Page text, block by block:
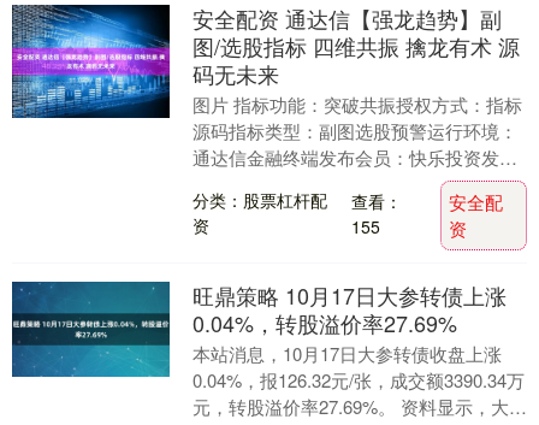
安全配资 通达信【强龙趋势】副
图/选股指标 四维共振 擒龙有术 源
码无未来
图片 指标功能：突破共振授权方式：指标
源码指标类型：副图选股预警运行环境：
通达信金融终端发布会员：快乐投资发布
时间：2025-07-17 10:51:000指标....
分类：股票杠杆配
资
查看：
155
安全配
资
旺鼎策略 10月17日大参转债上涨
0.04%，转股溢价率27.69%
本站消息，10月17日大参转债收盘上涨
0.04%，报126.32元/张，成交额3390.34万
元，转股溢价率27.69%。 资料显示，大参